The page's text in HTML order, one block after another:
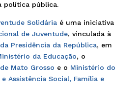
política pública.
Solidáriaé uma iniciativa
de Juventude, vinculada à
Presidência da República, em
da Educação, o
Mato Grosso e o Ministério do
Assistência Social, Família e